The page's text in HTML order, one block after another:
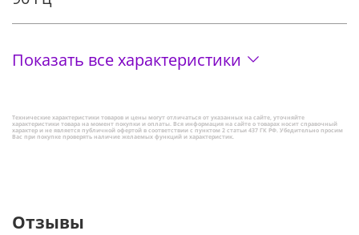
Показать все характеристики
Технические характеристики товаров и цены могут отличаться от указанных на сайте, уточняйте
характеристики товара на момент покупки и оплаты. Вся информация на сайте о товарах носит справочный
характер и не является публичной офертой в соответствии с пунктом 2 статьи 437 ГК РФ. Убедительно просим
Вас при покупке проверять наличие желаемых функций и характеристик.
Отзывы